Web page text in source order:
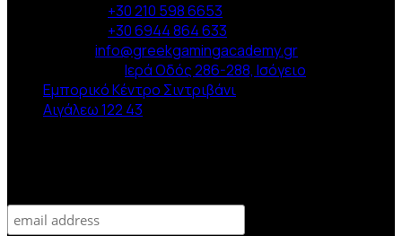
+30 210 598 6653
+30 6944 864 633
info@greekgamingacademy.gr
Ιερά Οδός 286-288, Ισόγειο
Εμπορικό Κέντρο Σιντριβάνι
Αιγάλεω 122 43